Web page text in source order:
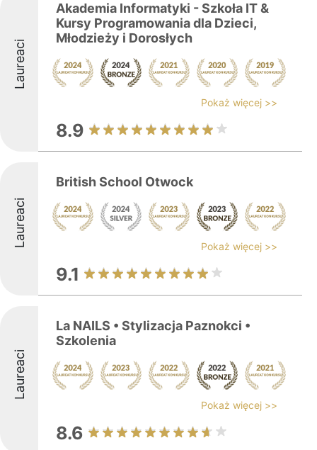
Laureaci
Akademia Informatyki - Szkoła IT &
Kursy Programowania dla Dzieci,
Młodzieży i Dorosłych
Pokaż więcej >>
8.9
Laureaci
British School Otwock
Pokaż więcej >>
9.1
Laureaci
La NAILS • Stylizacja Paznokci •
Szkolenia
Pokaż więcej >>
8.6